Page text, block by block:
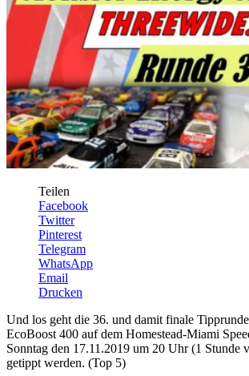
Teilen
Facebook
Twitter
Pinterest
Telegram
WhatsApp
Email
Drucken
Und los geht die 36. und damit finale
EcoBoost 400 auf dem Homestead-Miami
Sonntag den 17.11.2019 um 20 Uhr (1 Stunde
getippt werden. (Top 5)